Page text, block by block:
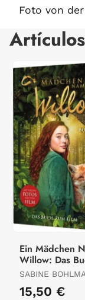
Foto von
Ein Mädchen
Willow: Das
Film
SABINE
15,50 €